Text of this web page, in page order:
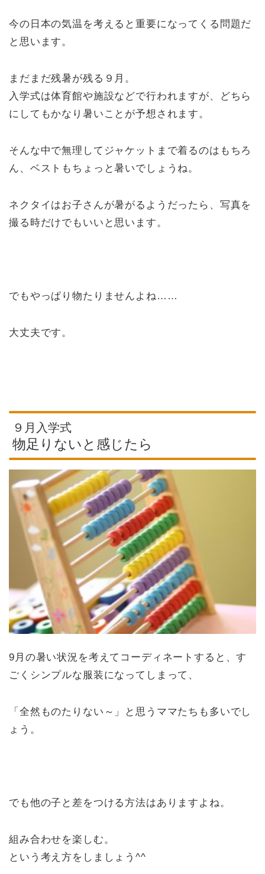
今の日本の気温を考えると重要になってくる問題だ
と思います。
まだまだ残暑が残る９月。
入学式は体育館や施設などで行われますが、どちら
にしてもかなり暑いことが予想されます。
そんな中で無理してジャケットまで着るのはもちろ
ん、ベストもちょっと暑いでしょうね。
ネクタイはお子さんが暑がるようだったら、写真を
撮る時だけでもいいと思います。
でもやっぱり物たりませんよね……
大丈夫です。
９月入学式
物足りないと感じたら
9月の暑い状況を考えてコーディネートすると、す
ごくシンプルな服装になってしまって、
「全然ものたりない～」と思うママたちも多いでし
ょう。
でも他の子と差をつける方法はありますよね。
組み合わせを楽しむ。
という考え方をしましょう^^